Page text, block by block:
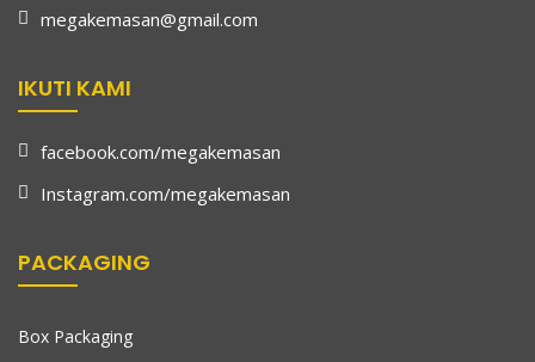
megakemasan@gmail.com
IKUTI KAMI
facebook.com/megakemasan
Instagram.com/megakemasan
PACKAGING
Box Packaging